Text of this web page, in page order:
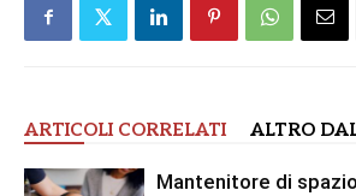
ARTICOLI CORRELATI ALTRO
Mantenitore di